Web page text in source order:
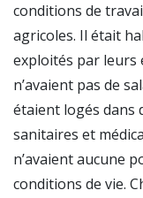
conditions de
agricoles. Il était
exploités par leurs
n’avaient pas de
étaient logés dans
sanitaires et
n’avaient aucune
conditions de vie.